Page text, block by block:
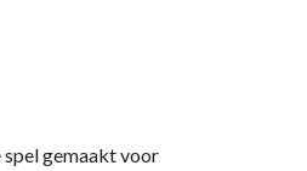
gemaakt voor